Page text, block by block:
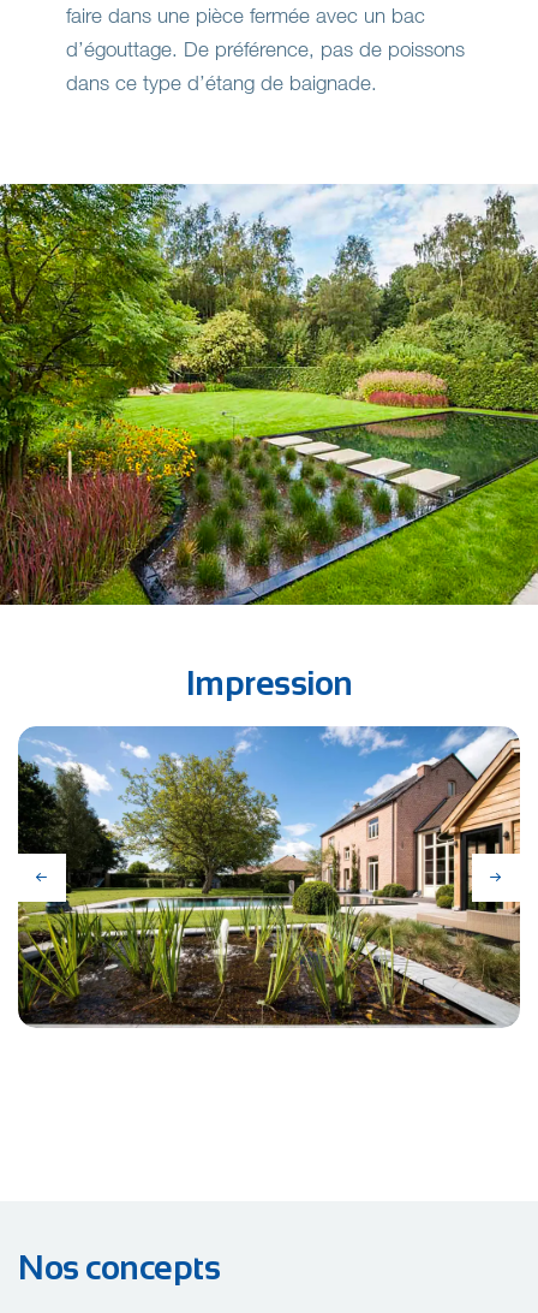
faire dans une pièce fermée avec un bac
d’égouttage. De préférence, pas de poissons
dans ce type d’étang de baignade.
Impression
Nos concepts